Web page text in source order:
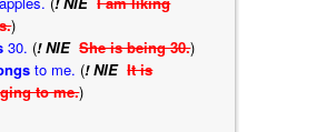
)
30. (! NIE She is being 30.)
to me. (! NIEIt is
to me.)